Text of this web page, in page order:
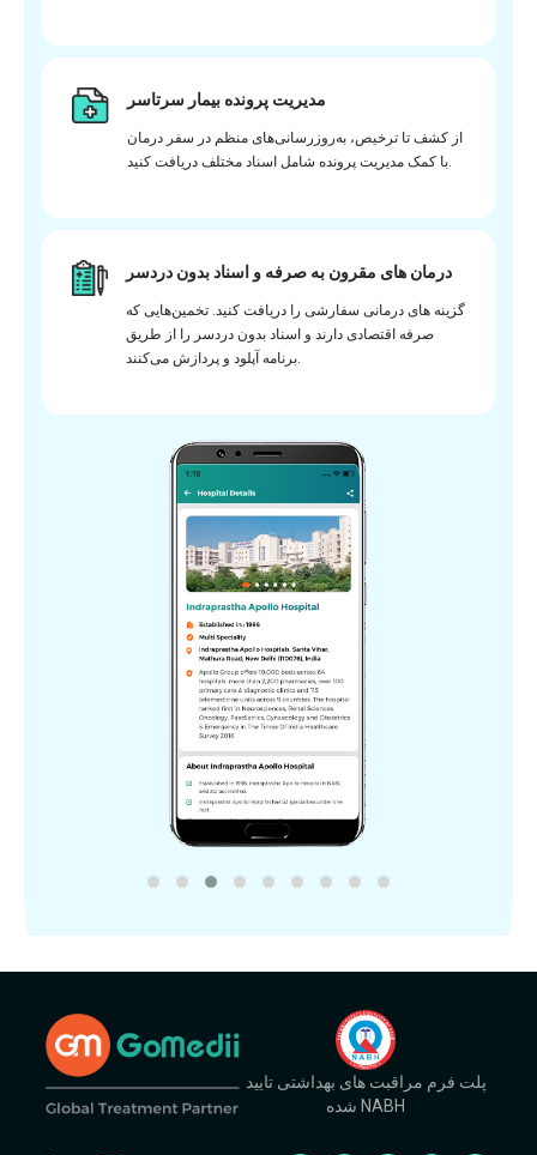
مدیریت پرونده بیمار سرتاسر
از کشف تا ترخیص، به‌روزرسانی‌های منظم در سفر درمان
با کمک مدیریت پرونده شامل اسناد مختلف دریافت کنید.
درمان های مقرون به صرفه و اسناد بدون دردسر
گزینه های درمانی سفارشی را دریافت کنید. تخمین‌هایی که
صرفه اقتصادی دارند و اسناد بدون دردسر را از طریق
برنامه آپلود و پردازش می‌کنند.
پلت فرم مراقبت های بهداشتی تایید
شده NABH